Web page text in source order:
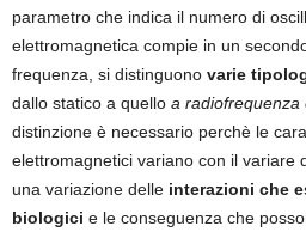
parametro che indica il numero di
elettromagnetica compie in un
frequenza, si distinguono varie
dallo statico a quello a radiofrequenza
distinzione è necessario perchè le
elettromagnetici variano con il variare
una variazione delle interazioni che
biologici e le conseguenza che